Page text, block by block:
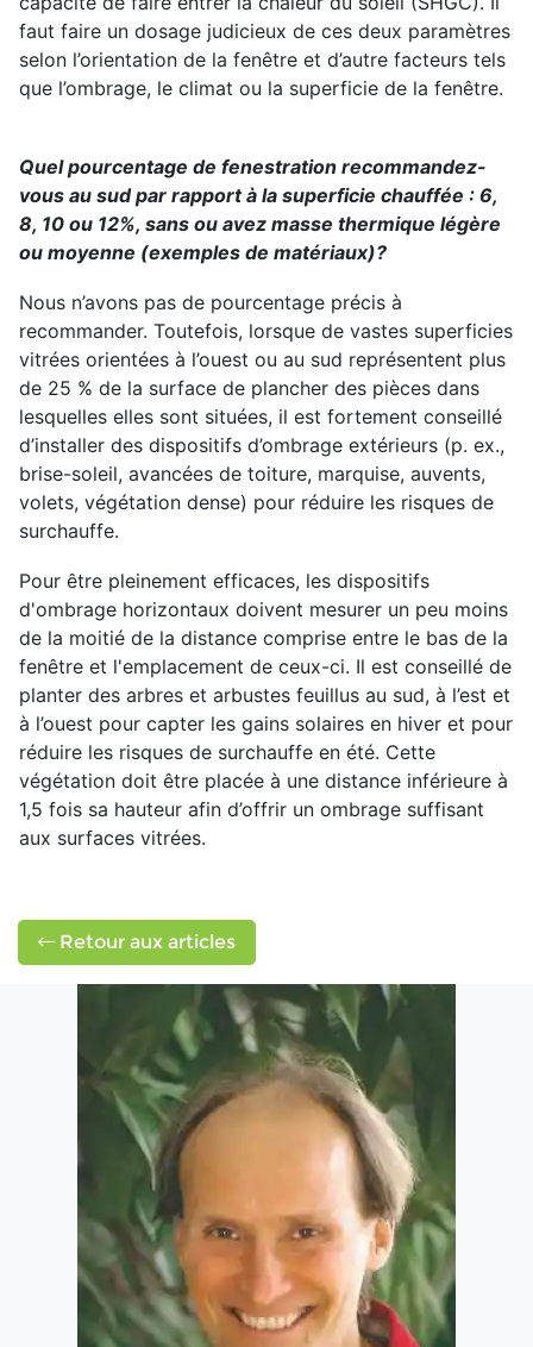
faut faire un dosage judicieux de ces deux paramètres
selon l’orientation de la fenêtre et d’autre facteurs tels
que l’ombrage, le climat ou la superficie de la fenêtre.
Quel pourcentage de fenestration recommandez-
vous au sud par rapport à la superficie chauffée : 6,
8, 10 ou 12%, sans ou avez masse thermique légère
ou moyenne (exemples de matériaux)?
Nous n’avons pas de pourcentage précis à
recommander. Toutefois, lorsque de vastes superficies
vitrées orientées à l’ouest ou au sud représentent plus
de 25 % de la surface de plancher des pièces dans
lesquelles elles sont situées, il est fortement conseillé
d’installer des dispositifs d’ombrage extérieurs (p. ex.,
brise-soleil, avancées de toiture, marquise, auvents,
volets, végétation dense) pour réduire les risques de
surchauffe.
Pour être pleinement efficaces, les dispositifs
d'ombrage horizontaux doivent mesurer un peu moins
de la moitié de la distance comprise entre le bas de la
fenêtre et l'emplacement de ceux-ci. Il est conseillé de
planter des arbres et arbustes feuillus au sud, à l’est et
à l’ouest pour capter les gains solaires en hiver et pour
réduire les risques de surchauffe en été. Cette
végétation doit être placée à une distance inférieure à
1,5 fois sa hauteur afin d’offrir un ombrage suffisant
aux surfaces vitrées.
Retour aux articles